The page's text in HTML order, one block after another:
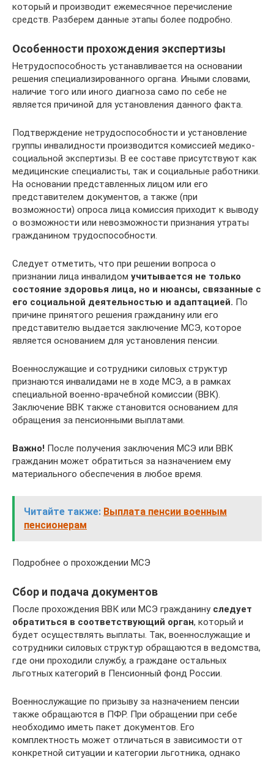
который и производит ежемесячное перечисление
средств. Разберем данные этапы более подробно.
Особенности прохождения экспертизы
Нетрудоспособность устанавливается на основании
решения специализированного органа. Иными словами,
наличие того или иного диагноза само по себе не
является причиной для установления данного факта.
Подтверждение нетрудоспособности и установление
группы инвалидности производится комиссией медико-
социальной экспертизы. В ее составе присутствуют как
медицинские специалисты, так и социальные работники.
На основании представленных лицом или его
представителем документов, а также (при
возможности) опроса лица комиссия приходит к выводу
о возможности или невозможности признания утраты
гражданином трудоспособности.
Следует отметить, что при решении вопроса о
признании лица инвалидом учитывается не только
состояние здоровья лица, но и нюансы, связанные с
его социальной деятельностью и адаптацией. По
причине принятого решения гражданину или его
представителю выдается заключение МСЭ, которое
является основанием для установления пенсии.
Военнослужащие и сотрудники силовых структур
признаются инвалидами не в ходе МСЭ, а в рамках
специальной военно-врачебной комиссии (ВВК).
Заключение ВВК также становится основанием для
обращения за пенсионными выплатами.
Важно! После получения заключения МСЭ или ВВК
гражданин может обратиться за назначением ему
материального обеспечения в любое время.
Читайте также: Выплата пенсии военным
пенсионерам
Подробнее о прохождении МСЭ
Сбор и подача документов
После прохождения ВВК или МСЭ гражданину следует
обратиться в соответствующий орган, который и
будет осуществлять выплаты. Так, военнослужащие и
сотрудники силовых структур обращаются в ведомства,
где они проходили службу, а граждане остальных
льготных категорий в Пенсионный фонд России.
Военнослужащие по призыву за назначением пенсии
также обращаются в ПФР. При обращении при себе
необходимо иметь пакет документов. Его
комплектность может отличаться в зависимости от
конкретной ситуации и категории льготника, однако